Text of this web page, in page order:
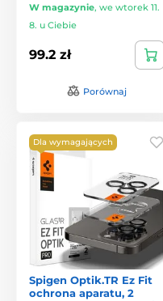
W magazynie, we wtorek 11.
8. u Ciebie
99.2 zł
Porównaj
Dla wymagających
Spigen Optik.TR Ez Fit
ochrona aparatu, 2